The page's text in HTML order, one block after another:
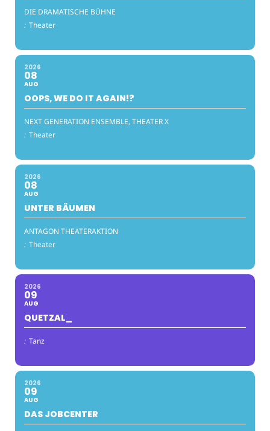
DIE DRAMATISCHE BÜHNE
: Theater
2026
08
AUG
OOPS, WE DO IT AGAIN!?
NEXT GENERATION ENSEMBLE, THEATER X
: Theater
2026
08
AUG
UNTER BÄUMEN
ANTAGON THEATERAKTION
: Theater
2026
09
AUG
QUETZAL_
: Tanz
2026
09
AUG
DAS JOBCENTER